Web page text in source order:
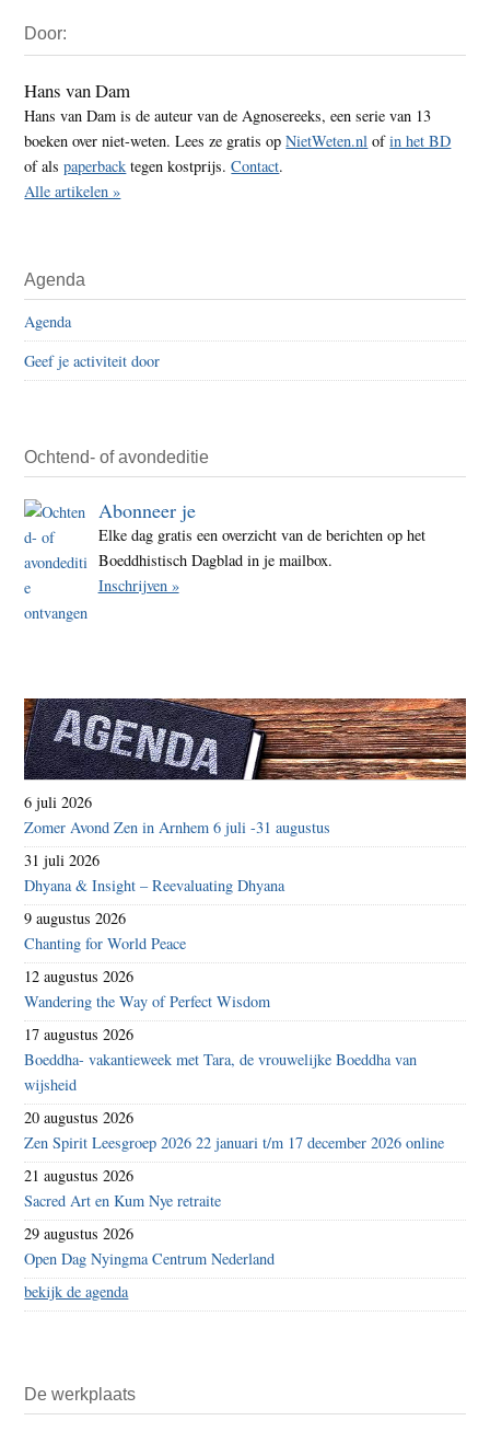
Sidebar
Door:
Hans van Dam
Hans van Dam is de auteur van de Agnosereeks, een serie van 13
boeken over niet-weten. Lees ze gratis opNietWeten.nl ofin het BD
of alspaperback tegen kostprijs.Contact.
Alle artikelen »
Agenda
Agenda
Geef je activiteit door
Ochtend- of avondeditie
Abonneer je
Elke dag gratis een overzicht van de berichten op het
Boeddhistisch Dagblad in je mailbox.
Inschrijven »
6 juli 2026
Zomer Avond Zen in Arnhem 6 juli -31 augustus
31 juli 2026
Dhyana & Insight – Reevaluating Dhyana
9 augustus 2026
Chanting for World Peace
12 augustus 2026
Wandering the Way of Perfect Wisdom
17 augustus 2026
Boeddha- vakantieweek met Tara, de vrouwelijke Boeddha van
wijsheid
20 augustus 2026
Zen Spirit Leesgroep 2026 22 januari t/m 17 december 2026 online
21 augustus 2026
Sacred Art en Kum Nye retraite
29 augustus 2026
Open Dag Nyingma Centrum Nederland
bekijk de agenda
De werkplaats